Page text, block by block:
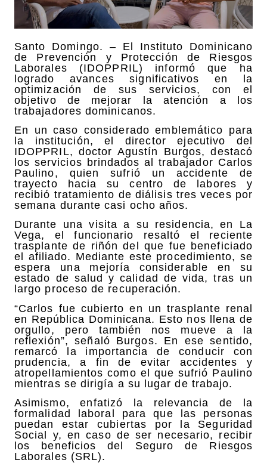
Santo Domingo. – El Instituto Dominicano
de Prevención y Protección de Riesgos
Laborales (IDOPPRIL) informó que ha
logrado avances significativos en la
optimización de sus servicios, con el
objetivo de mejorar la atención a los
trabajadores dominicanos.
En un caso considerado emblemático para
la institución, el director ejecutivo del
IDOPPRIL, doctor Agustín Burgos, destacó
los servicios brindados al trabajador Carlos
Paulino, quien sufrió un accidente de
trayecto hacia su centro de labores y
recibió tratamiento de diálisis tres veces por
semana durante casi ocho años.
Durante una visita a su residencia, en La
Vega, el funcionario resaltó el reciente
trasplante de riñón del que fue beneficiado
el afiliado. Mediante este procedimiento, se
espera una mejoría considerable en su
estado de salud y calidad de vida, tras un
largo proceso de recuperación.
“Carlos fue cubierto en un trasplante renal
en República Dominicana. Esto nos llena de
orgullo, pero también nos mueve a la
reflexión”, señaló Burgos. En ese sentido,
remarcó la importancia de conducir con
prudencia, a fin de evitar accidentes y
atropellamientos como el que sufrió Paulino
mientras se dirigía a su lugar de trabajo.
Asimismo, enfatizó la relevancia de la
formalidad laboral para que las personas
puedan estar cubiertas por la Seguridad
Social y, en caso de ser necesario, recibir
los beneficios del Seguro de Riesgos
Laborales (SRL).